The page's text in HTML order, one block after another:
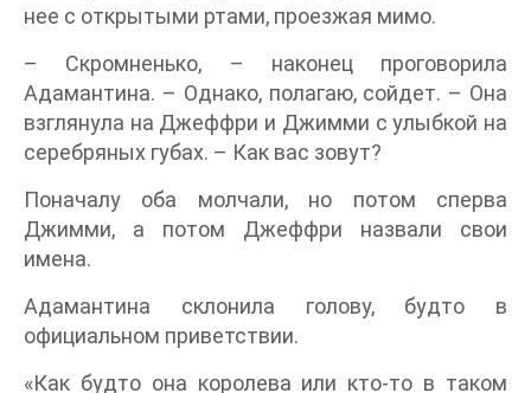
нее с открытыми ртами, проезжая мимо.
– Скромненько, – наконец проговорила
Адамантина. – Однако, полагаю, сойдет. – Она
взглянула на Джеффри и Джимми с улыбкой на
серебряных губах. – Как вас зовут?
Поначалу оба молчали, но потом сперва
Джимми, а потом Джеффри назвали свои
имена.
Адамантина склонила голову, будто в
официальном приветствии.
«Как будто она королева или кто-то в таком